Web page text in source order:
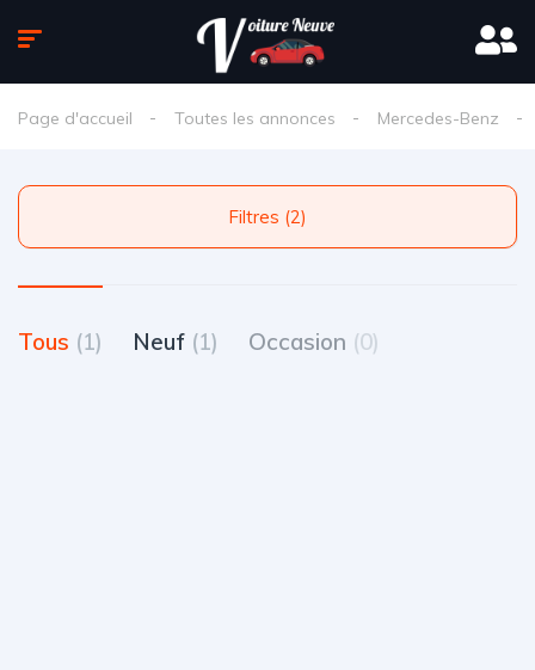
Page d'accueil Toutes les annonces Mercedes-Benz
Filtres (2)
Tous (1) Neuf (1) Occasion (0)